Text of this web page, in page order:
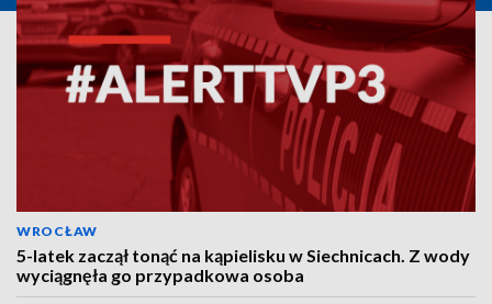
WROCŁAW
5-latek zaczął tonąć na kąpielisku w Siechnicach. Z wody
wyciągnęła go przypadkowa osoba